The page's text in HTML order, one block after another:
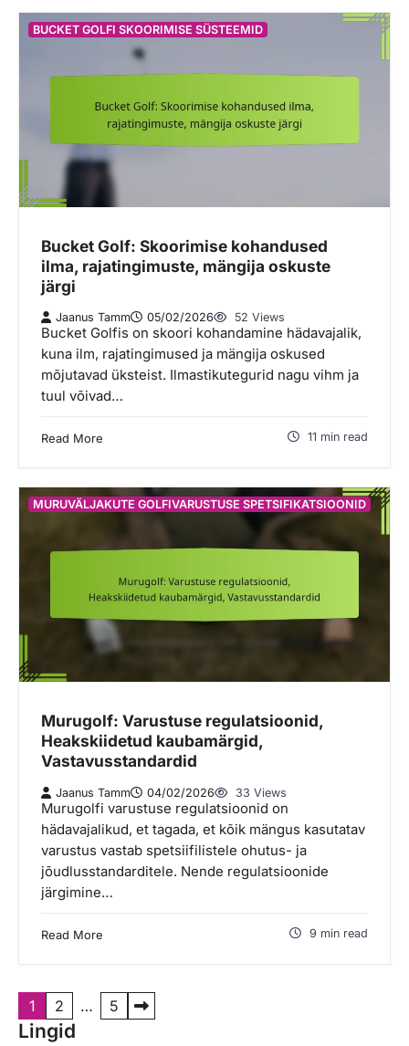
BUCKET GOLFI SKOORIMISE SÜSTEEMID
Bucket Golf: Skoorimise kohandused
ilma, rajatingimuste, mängija oskuste
järgi
Jaanus Tamm 05/02/2026 52 Views
Bucket Golfis on skoori kohandamine hädavajalik,
kuna ilm, rajatingimused ja mängija oskused
mõjutavad üksteist. Ilmastikutegurid nagu vihm ja
tuul võivad…
Read More 11 min read
MURUVÄLJAKUTE GOLFIVARUSTUSE SPETSIFIKATSIOONID
Murugolf: Varustuse regulatsioonid,
Heakskiidetud kaubamärgid,
Vastavusstandardid
Jaanus Tamm 04/02/2026 33 Views
Murugolfi varustuse regulatsioonid on
hädavajalikud, et tagada, et kõik mängus kasutatav
varustus vastab spetsiifilistele ohutus- ja
jõudlusstandarditele. Nende regulatsioonide
järgimine…
Read More 9 min read
o
1 2 … 5
Lingid